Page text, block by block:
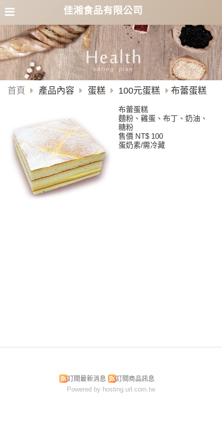
佳湘食品有限公司
首頁 產品內容 蛋糕 100元蛋糕 布蕾蛋糕
布蕾蛋糕
麵粉、雞蛋、布丁、奶油、
糖粉
售價 NT$ 100
蛋奶素/需冷藏
訂閱最新消息
訂閱商品訊息
Powered by hosting.url.com.tw